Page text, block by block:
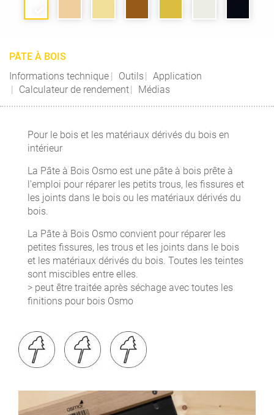
PÂTE À BOIS
Informations technique
Outils
Application
Calculateur de rendement
Médias
Pour le bois et les matériaux dérivés du bois en
intérieur
La Pâte à Bois Osmo est une pâte à bois prête à
l'emploi pour réparer les petits trous, les fissures et
les joints dans le bois ou les matériaux dérivés du
bois.
La Pâte à Bois Osmo convient pour réparer les
petites fissures, les trous et les joints dans le bois
et les matériaux dérivés du bois. Toutes les teintes
sont miscibles entre elles.
> peut être traitée après séchage avec toutes les
finitions pour bois Osmo